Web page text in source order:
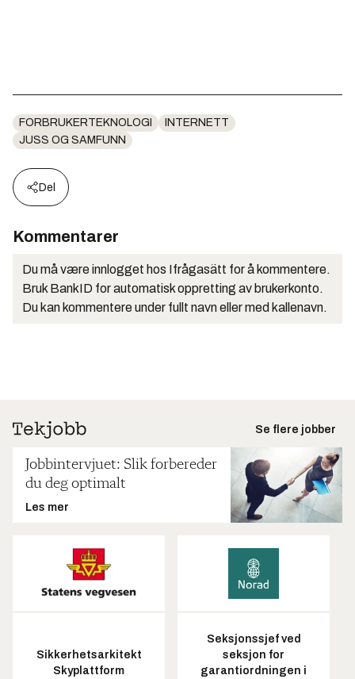
FORBRUKERTEKNOLOGI
INTERNETT
JUSS OG SAMFUNN
Del
Kommentarer
Du må være innlogget hos Ifrågasätt for å kommentere.
Bruk BankID for automatisk oppretting av brukerkonto.
Du kan kommentere under fullt navn eller med kallenavn.
Se flere jobber
Jobbintervjuet: Slik forbereder
du deg optimalt
Les mer
Sikkerhetsarkitekt
Skyplattform
Seksjonssjef ved
seksjon for
garantiordningen i